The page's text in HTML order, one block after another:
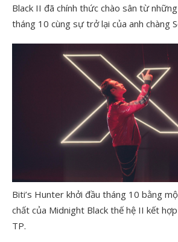
Black II đã chính thức chào sân từ
tháng 10 cùng sự trở lại của anh chàng
Biti’s Hunter khởi đầu tháng 10 bằng
chất của Midnight Black thế hệ II kết
TP.